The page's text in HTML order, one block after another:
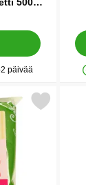
päivää
Marsipaani